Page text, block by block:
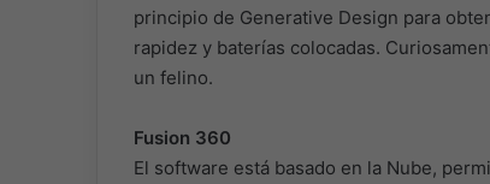
principio de Generative Design para
rapidez y baterías colocadas.
un felino.
Fusion 360
El software está basado en la Nube,